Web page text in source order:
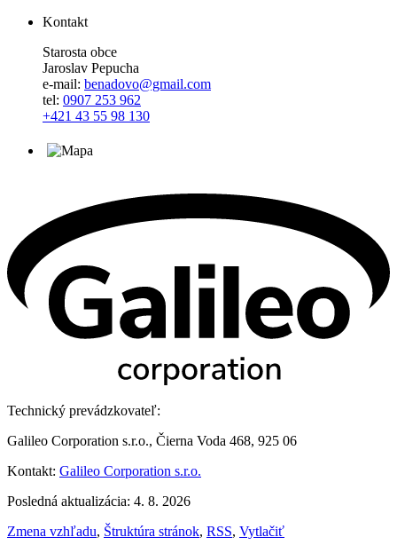
Kontakt
Starosta obce
Jaroslav Pepucha
e-mail: benadovo@gmail.com
tel: 0907 253 962
+421 43 55 98 130
Technický prevádzkovateľ:
Galileo Corporation s.r.o., Čierna Voda 468, 925 06
Kontakt: Galileo Corporation s.r.o.
Posledná aktualizácia: 4. 8. 2026
Zmena vzhľadu, Štruktúra stránok, RSS, Vytlačiť